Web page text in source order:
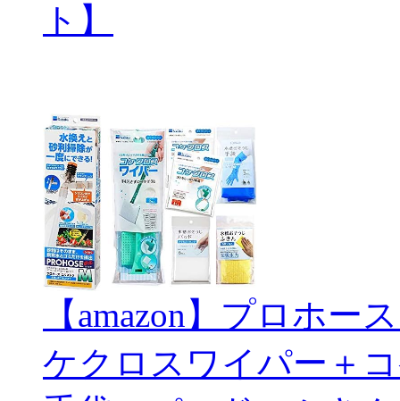
ト】
【amazon】プロホ
ケクロスワイパー＋